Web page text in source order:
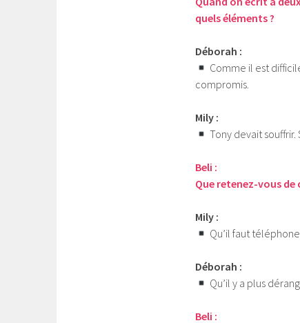
quels éléments ?
Déborah :
Comme il est
compromis.
Mily :
Tony devait
Beli :
Que retenez-vous de
Mily :
Qu’il faut
Déborah :
Qu’il y a plus
Beli :